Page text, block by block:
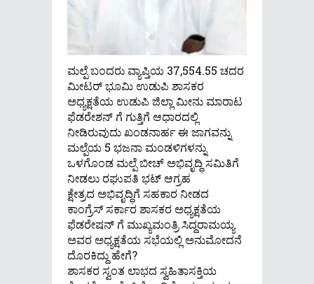
ಮಲ್ಪೆ ಬಂದರು ವ್ಯಾಪ್ತಿಯ 37,554.55 ಚದರ
ಮೀಟರ್ ಭೂಮಿ ಉಡುಪಿ ಶಾಸಕರ
ಅಧ್ಯಕ್ಷತೆಯ ಉಡುಪಿ ಜಿಲ್ಲಾ ಮೀನು ಮಾರಾಟ
ಫೆಡರೇಶನ್ ಗೆ ಗುತ್ತಿಗೆ ಆಧಾರದಲ್ಲಿ
ನೀಡಿರುವುದು ಖಂಡನಾರ್ಹ ಈ ಜಾಗವನ್ನು
ಮಲ್ಪೆಯ 5 ಭಜನಾ ಮಂಡಳಿಗಳನ್ನು
ಒಳಗೊಂಡ ಮಲ್ಪೆ ಬೀಚ್ ಅಭಿವೃದ್ಧಿ ಸಮಿತಿಗೆ
ನೀಡಲು ರಘುಪತಿ ಭಟ್ ಆಗ್ರಹ
ಕ್ಷೇತ್ರದ ಅಭಿವೃದ್ಧಿಗೆ ಸಹಕಾರ ನೀಡದ
ಕಾಂಗ್ರೆಸ್ ಸರ್ಕಾರ ಶಾಸಕರ ಅಧ್ಯಕ್ಷತೆಯ
ಫೆಡರೇಷನ್ ಗೆ ಮುಖ್ಯಮಂತ್ರಿ ಸಿದ್ದರಾಮಯ್ಯ
ಅವರ ಅಧ್ಯಕ್ಷತೆಯ ಸಭೆಯಲ್ಲಿ ಅನುಮೋದನೆ
ದೊರಕಿದ್ದು ಹೇಗೆ?
ಶಾಸಕರ ಸ್ವಂತ ಲಾಭದ ಸ್ವಹಿತಾಸಕ್ತಿಯ